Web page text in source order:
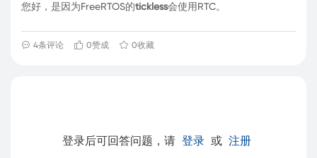
您好，是因为FreeRTOS的tickless会使用RTC。
4条评论 0赞成 0收藏
登录后可回答问题，请 登录 或 注册